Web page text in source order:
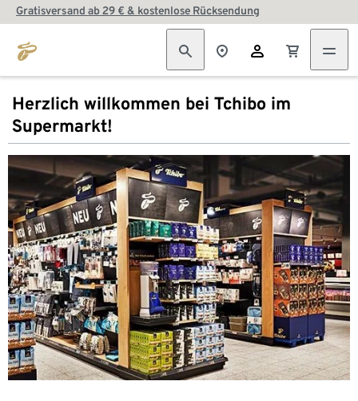
Gratisversand ab 29 € & kostenlose Rücksendung
Herzlich willkommen bei Tchibo im
Supermarkt!